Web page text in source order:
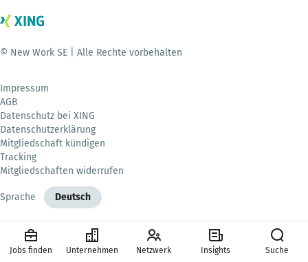
© New Work SE | Alle Rechte vorbehalten
Impressum
AGB
Datenschutz bei XING
Datenschutzerklärung
Mitgliedschaft kündigen
Tracking
Mitgliedschaften widerrufen
Sprache Deutsch
Jobs finden Unternehmen Netzwerk Insights Suche